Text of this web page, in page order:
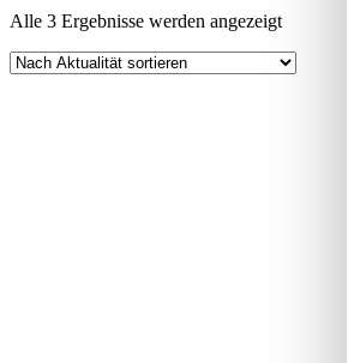
Alle 3 Ergebnisse werden angezeigtNach
sortiert